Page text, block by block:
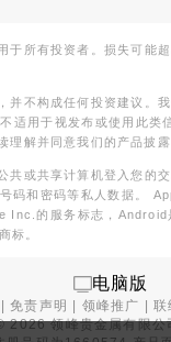
所有投资者。损失可能
并不构成任何投资建议。
适用于视发布或使用此
解并同意我们的产品披露
共或共享计算机登入您的
码和密码等私人数据。
Inc.的服务标志，
标。
电脑版
|免责声明 领峰推广 |联
2026领峰贵金属有限公